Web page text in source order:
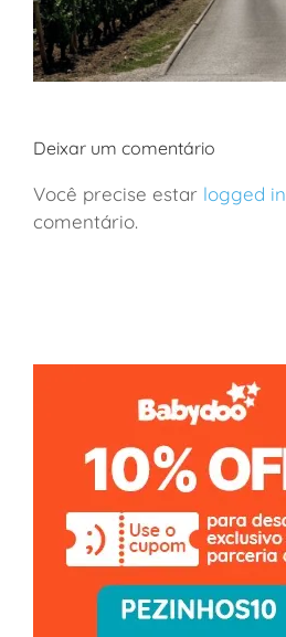
Deixar um comentário
Você precise estar logged in
comentário.